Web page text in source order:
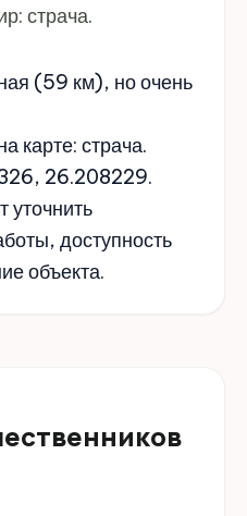
страча.
(59 км), но очень
карте: страча.
26.208229.
уточнить
доступность
объекта.